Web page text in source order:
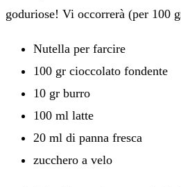
goduriose! Vi occorrerà (per 100
Nutella per farcire
100 gr cioccolato fondente
10 gr burro
100 ml latte
20 ml di panna fresca
zucchero a velo